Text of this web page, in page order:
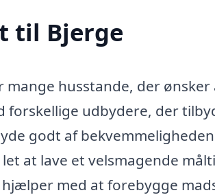
til Bjerge
husstande, der ønsker
forskellige udbydere, der
godt af
at lave et velsmagende
med at forebygge